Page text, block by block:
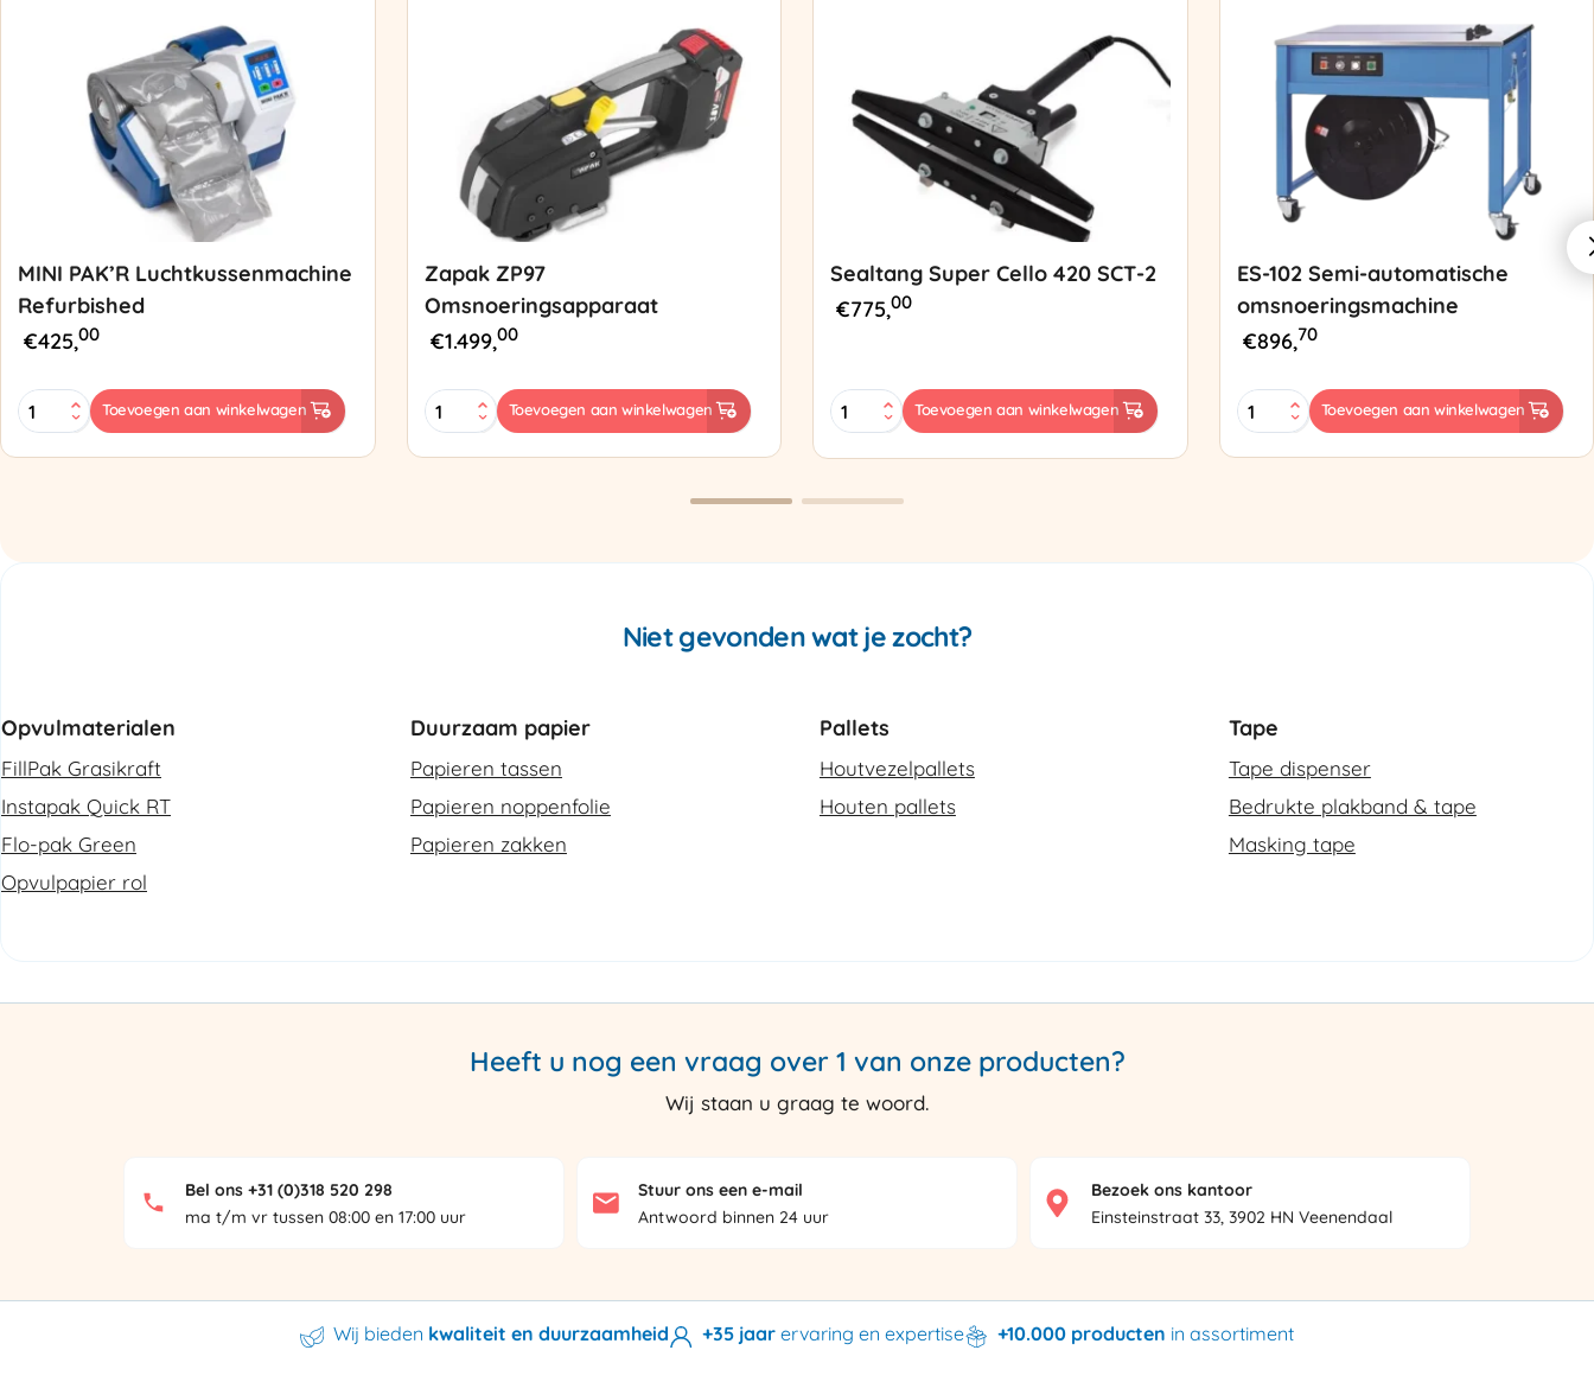
MINI PAK’R Luchtkussenmachine
Refurbished
€425,00
MINI
PAK'R
Toevoegen aan winkelwagen
Zapak ZP97
Omsnoeringsapparaat
€1.499,00
Zapak
ZP97
Toevoegen aan winkelwagen
Sealtang Super Cello 420 SCT-2
€775,00
Sealtang
Super
Toevoegen aan winkelwagen
ES-102 Semi-automatische
omsnoeringsmachine
€896,70
ES-
102
Toevoegen aan winkelwagen
Niet gevonden wat je zocht?
Opvulmaterialen
FillPak Grasikraft
Instapak Quick RT
Flo-pak Green
Opvulpapier rol
Duurzaam papier
Papieren tassen
Papieren noppenfolie
Papieren zakken
Pallets
Houtvezelpallets
Houten pallets
Tape
Tape dispenser
Bedrukte plakband & tape
Masking tape
Heeft u nog een vraag over 1 van onze producten?
Wij staan u graag te woord.
Bel ons +31 (0)318 520 298
ma t/m vr tussen 08:00 en 17:00 uur
Stuur ons een e-mail
Antwoord binnen 24 uur
Bezoek ons kantoor
Einsteinstraat 33, 3902 HN Veenendaal
Wij bieden kwaliteit en duurzaamheid +35 jaar ervaring en expertise +10.000 producten in assortiment